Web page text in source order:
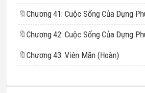
🔖 Chương 41: Cuộc Sống Của Dựng
🔖 Chương 42: Cuộc Sống Của Dựng
🔖 Chương 43: Viên Mãn (Hoàn)